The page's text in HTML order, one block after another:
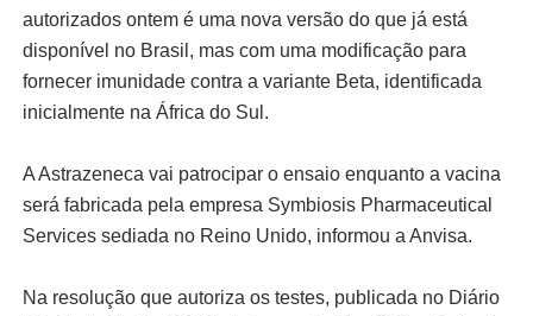
autorizados ontem é uma nova versão do que já está
disponível no Brasil, mas com uma modificação para
fornecer imunidade contra a variante Beta, identificada
inicialmente na África do Sul.
A Astrazeneca vai patrocipar o ensaio enquanto a vacina
será fabricada pela empresa Symbiosis Pharmaceutical
Services sediada no Reino Unido, informou a Anvisa.
Na resolução que autoriza os testes, publicada no Diário